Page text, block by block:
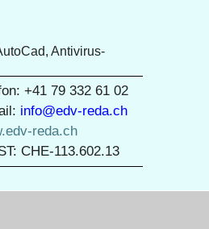
Antivirus-
+41 79 332 61 02
info@edv-reda.ch